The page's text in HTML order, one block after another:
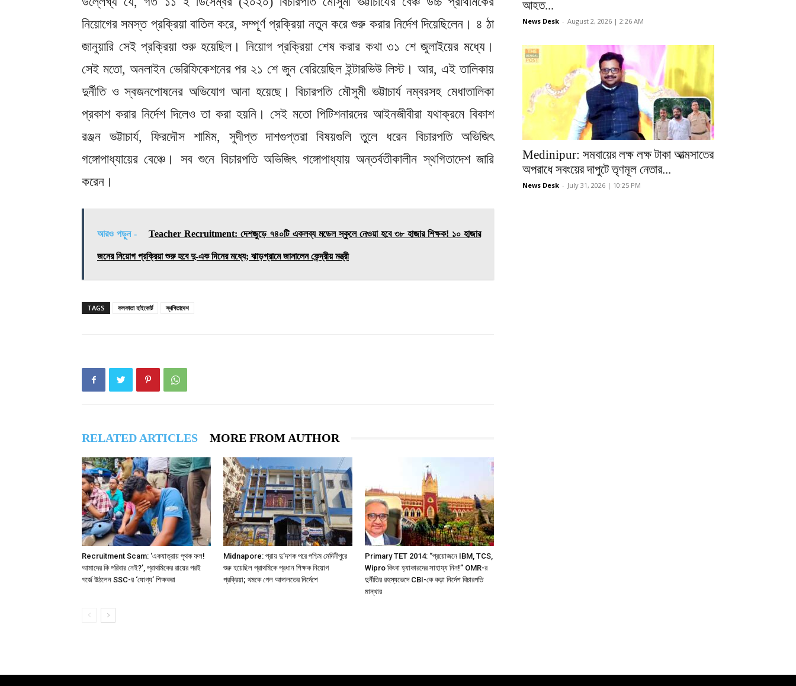
নিয়োগের সমস্ত প্রক্রিয়া বাতিল করে, সম্পূর্ণ প্রক্রিয়া নতুন করে শুরু করার নির্দেশ দিয়েছিলেন। ৪ ঠা
জানুয়ারি সেই প্রক্রিয়া শুরু হয়েছিল। নিয়োগ প্রক্রিয়া শেষ করার কথা ৩১ শে জুলাইয়ের মধ্যে।
সেই মতো, অনলাইন ভেরিফিকেশনের পর ২১ শে জুন বেরিয়েছিল ইন্টারভিউ লিস্ট। আর, এই তালিকায়
দুর্নীতি ও স্বজনপোষনের অভিযোগ আনা হয়েছে। বিচারপতি মৌসুমী ভট্টাচার্য নম্বরসহ মেধাতালিকা
প্রকাশ করার নির্দেশ দিলেও তা করা হয়নি। সেই মতো পিটিশনারদের আইনজীবীরা যথাক্রমে বিকাশ
রঞ্জন ভট্টাচার্য, ফিরদৌস শামিম, সুদীপ্ত দাশগুপ্তরা বিষয়গুলি তুলে ধরেন বিচারপতি অভিজিৎ
গঙ্গোপাধ্যায়ের বেঞ্চে। সব শুনে বিচারপতি অভিজিৎ গঙ্গোপাধ্যায় অন্তর্বতীকালীন স্থগিতাদেশ জারি
করেন।
আরও পড়ুন - Teacher Recruitment: দেশজুড়ে ৭৪০টি একলব্য মডেল স্কুলে নেওয়া হবে ৩৮ হাজার শিক্ষক! ১০ হাজার
জনের নিয়োগ প্রক্রিয়া শুরু হবে দু-এক দিনের মধ্যে; ঝাড়গ্রামে জানালেন কেন্দ্রীয় মন্ত্রী
TAGS কলকাতা হাইকোর্ট স্থগিতাদেশ
RELATED ARTICLES MORE FROM AUTHOR
Recruitment Scam: ‘একযাত্রায় পৃথক ফল!
আমাদের কি পরিবার নেই?’, প্রাথমিকের রায়ের পরই
গর্জে উঠলেন SSC-র ‘যোগ্য’ শিক্ষকরা
Midnapore: প্রায় দু’দশক পরে পশ্চিম মেদিনীপুরে
শুরু হয়েছিল প্রাথমিকে প্রধান শিক্ষক নিয়োগ
প্রক্রিয়া; থমকে গেল আদালতের নির্দেশে
Primary TET 2014: “প্রয়োজনে IBM, TCS,
Wipro কিংবা হ্যাকারদের সাহায্য নিন!” OMR-র
দুর্নীতির রহস্যভেদে CBI-কে কড়া নির্দেশ বিচারপতি
মান্থার
আহত...
News Desk - August 2, 2026 | 2:26 AM
Medinipur: সমবায়ের লক্ষ লক্ষ টাকা আত্মসাতের
অপরাধে সবংয়ের দাপুটে তৃণমূল নেতার...
News Desk - July 31, 2026 | 10:25 PM